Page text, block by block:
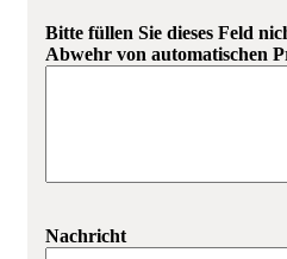
Bitte füllen Sie dieses Feld
Abwehr von automatischen
Nachricht